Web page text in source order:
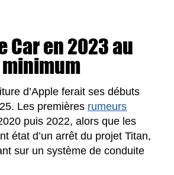
Car en 2023 au
minimum
d’Apple ferait ses débuts
Les premières rumeurs
puis 2022, alors que les
état d’un arrêt du projet Titan,
sur un système de conduite